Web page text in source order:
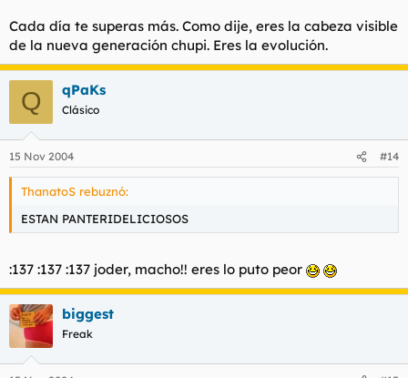
Cada día te superas más. Como dije, eres la cabeza visible
de la nueva generación chupi. Eres la evolución.
Q qPaKs
Clásico
15 Nov 2004 #14
ThanatoS rebuznó:
ESTAN PANTERIDELICIOSOS
:137 :137 :137 joder, macho!! eres lo puto peor
biggest
Freak